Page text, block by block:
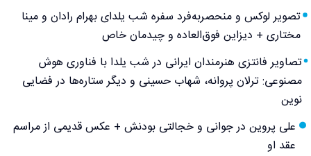
تصویر لوکس و منحصربه‌فرد سفره شب یلدای بهرام رادان و مینا
مختاری + دیزاین فوق‌العاده و چیدمان خاص
تصاویر فانتزی هنرمندان ایرانی در شب یلدا با فناوری هوش
مصنوعی: ترلان پروانه، شهاب حسینی و دیگر ستاره‌ها در فضایی
نوین
علی پروین در جوانی و خجالتی بودنش + عکس قدیمی از مراسم
عقد او